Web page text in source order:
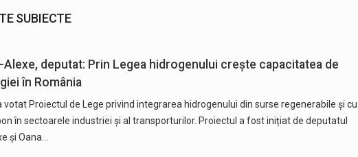
SUBIECTE
Alexe, deputat: Prin Legea hidrogenului crește capacitatea de
în România
votat Proiectul de Lege privind integrarea hidrogenului din surse regenerabile şi cu
în sectoarele industriei şi al transporturilor. Proiectul a fost inițiat de deputatul
și Oana…